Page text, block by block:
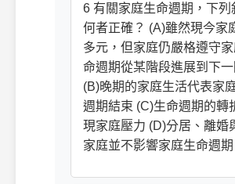
6 有關家庭生命週期，下列
何者正確？ (A)雖然現今家
多元，但家庭仍嚴格遵守
命週期從某階段進展到下
(B)晚期的家庭生活代表家
週期結束 (C)生命週期的轉
現家庭壓力 (D)分居、離婚
家庭並不影響家庭生命週期